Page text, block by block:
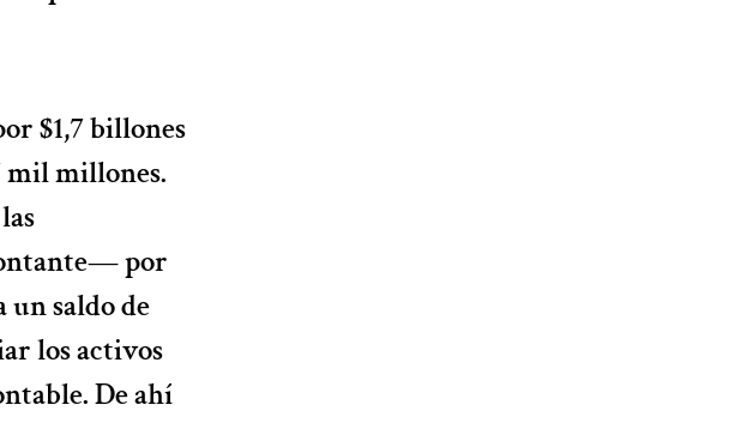
$1,7 billones
mil millones.
por
saldo de
los activos
De ahí